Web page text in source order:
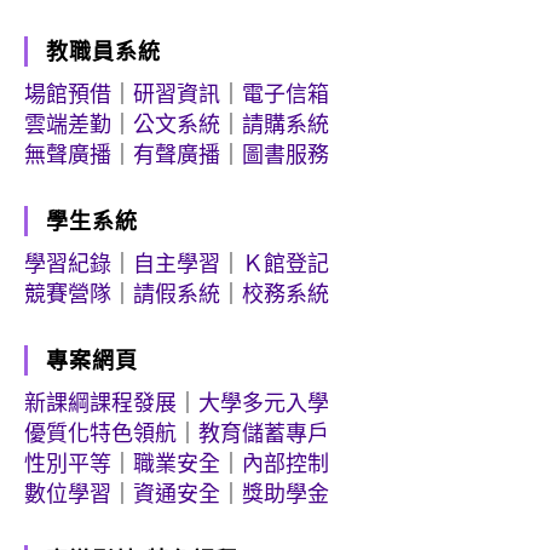
教職員系統
場館預借
研習資訊
電子信箱
雲端差勤
公文系統
請購系統
無聲廣播
有聲廣播 圖書服務
學生系統
學習紀錄
自主學習
Ｋ館登記
競賽營隊
請假系統 校務系統
專案網頁
新課綱課程發展
大學多元入學
優質化特色領航
教育儲蓄專戶
性別平等
職業安全
內部控制
數位學習
資通安全 獎助學金